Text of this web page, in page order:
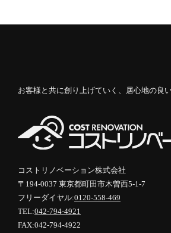
お客様と共に創り上げていく、居心地の良
コストリノベーション株式会社
〒194-0037 東京都町田市木曽西5-1-7
フリーダイヤル:0120-558-469
TEL:042-794-4921
FAX:042-794-4922